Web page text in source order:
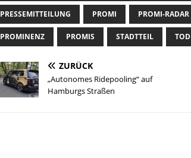
PRESSEMITTEILUNG PROMI PROMI-RADAR
PROMINENZ PROMIS STADTTEIL TOD
ZURÜCK
„Autonomes Ridepooling“ auf
Hamburgs Straßen